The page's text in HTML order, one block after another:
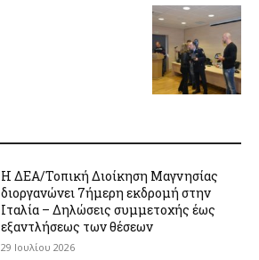
Η ΔΕΑ/Τοπική Διοίκηση Μαγνησίας
διοργανώνει 7ήμερη εκδρομή στην
Ιταλία – Δηλώσεις συμμετοχής έως
εξαντλήσεως των θέσεων
29 Ιουλίου 2026